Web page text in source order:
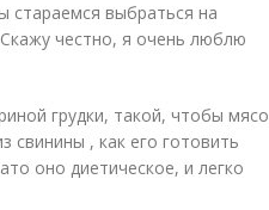
стараемся выбраться на
честно, я очень люблю
грудки, такой, чтобы мясо
, как его готовить
оно диетическое, и легко